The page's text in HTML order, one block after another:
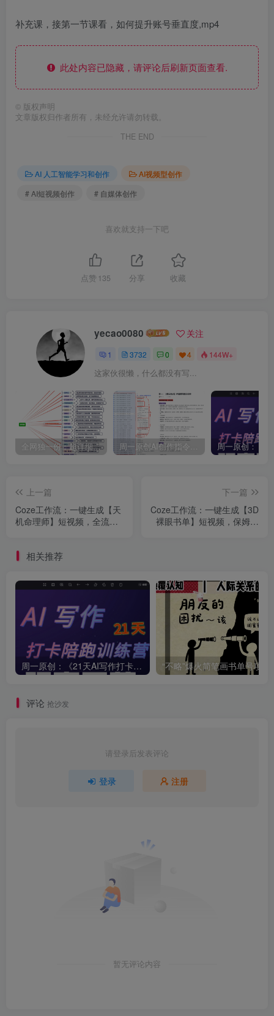
补充课，接第一节课看，如何提升账号垂直度,mp4
此处内容已隐藏，请评论后刷新页面查看.
© 版权声明
文章版权归作者所有，未经允许请勿转载。
THE END
AI 人工智能学习和创作
AI视频型创作
# AI短视频创作
# 自媒体创作
喜欢就支持一下吧
点赞 135 分享 收藏
yecao0080 关注
1 3732 0 4 144W+
这家伙很懒，什么都没有写...
全网独一份：超详细的40+个自媒体赛道领域解析手册，让你的内容创作不再局限！ 周一原创AI创作指令词：30+个领域赛道的创作提示词集合
上一篇
Coze工作流：一键生成【天
机命理师】短视频，全流程
下一篇
Coze工作流：一键生成【3D
裸眼书单】短视频，保姆级
相关推荐
周一原创：《21天AI写作打卡陪跑训练营》全部内容讲解！（网站会员免费学习…）
评论 抢沙发
请登录后发表评论
登录 注册
暂无评论内容